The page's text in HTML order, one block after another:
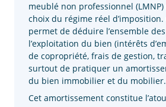
meublé non professionnel
choix du régime réel d’imposition.
permet de déduire l’ensemble
l’exploitation du bien (intérêts
de copropriété, frais de gestion,
surtout de pratiquer un
du bien immobilier et du mobilier.
Cet amortissement constitue